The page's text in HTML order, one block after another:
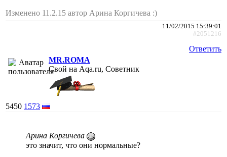
Изменено 11.2.15 автор Арина Коргичева :)
11/02/2015 15:39:01
#2051216
Ответить
MR.ROMA
Свой на Aqa.ru, Советник
5450 1573
Арина Коргичева
это значит, что они нормальные?